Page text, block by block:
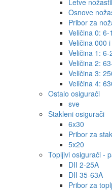
Letve
Osnove
Pribor za
Veličina 0: 6-
Veličina 000
Veličina 1: 6-
Veličina 2:
Veličina 3:
Veličina 4:
Ostalo osigurači
sve
Stakleni osigurači
6x30
Pribor za
5x20
Topljivi osigurači -
DII 2-25A
DII 35-63A
Pribor za